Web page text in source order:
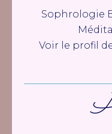
Sophrologie
Voir le profil